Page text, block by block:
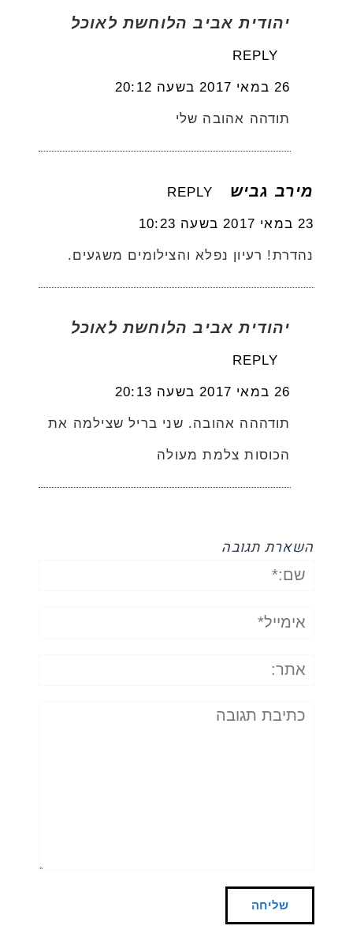
יהודית אביב הלוחשת לאוכל
REPLY
26 במאי 2017 בשעה 20:12
תודהה אהובה שלי
מירב גביש REPLY
23 במאי 2017 בשעה 10:23
נהדרת! רעיון נפלא והצילומים משגעים.
יהודית אביב הלוחשת לאוכל
REPLY
26 במאי 2017 בשעה 20:13
תודההה אהובה. שני בריל שצילמה את
הכוסות צלמת מעולה
השארת תגובה
שם:*
אימייל*
אתר:
תגובה